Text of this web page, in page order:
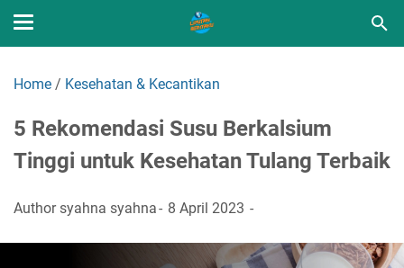
Home / Kesehatan & Kecantikan
5 Rekomendasi Susu Berkalsium
Tinggi untuk Kesehatan Tulang Terbaik
Authorsyahna syahna 8 April 2023